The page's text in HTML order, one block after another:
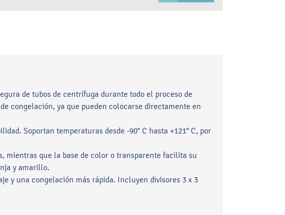
de tubos de centrífuga durante todo el proceso de
congelación, ya que pueden colocarse directamente en
Soportan temperaturas desde -90° C hasta +121° C, por
mientras que la base de color o transparente facilita su
y amarillo.
y una congelación más rápida. Incluyen divisores 3 x 3